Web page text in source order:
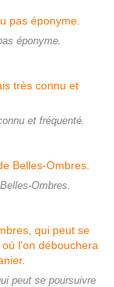
éponyme.
et fréquenté.
Ombres.
peut se poursuivre